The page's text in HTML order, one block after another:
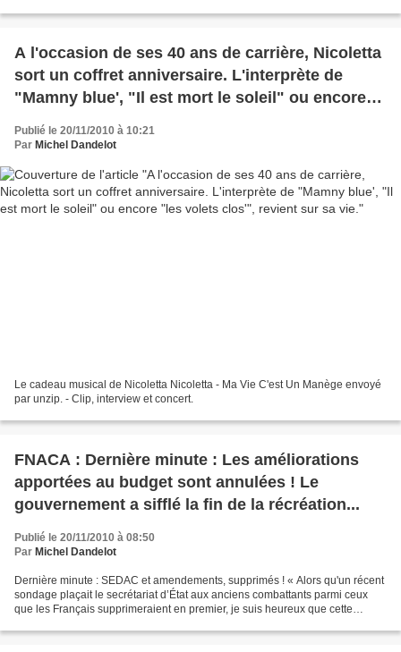
A l'occasion de ses 40 ans de carrière, Nicoletta
sort un coffret anniversaire. L'interprète de
"Mamny blue', "Il est mort le soleil" ou encore
"les volets clos'", revient sur sa vie.
Publié le 20/11/2010 à 10:21
Par Michel Dandelot
Le cadeau musical de Nicoletta Nicoletta - Ma Vie C'est Un Manège envoyé
par unzip. - Clip, interview et concert.
FNACA : Dernière minute : Les améliorations
apportées au budget sont annulées ! Le
gouvernement a sifflé la fin de la récréation...
Publié le 20/11/2010 à 08:50
Par Michel Dandelot
Dernière minute : SEDAC et amendements, supprimés ! « Alors qu'un récent
sondage plaçait le secrétariat d’État aux anciens combattants parmi ceux
que les Français supprimeraient en premier, je suis heureux que cette